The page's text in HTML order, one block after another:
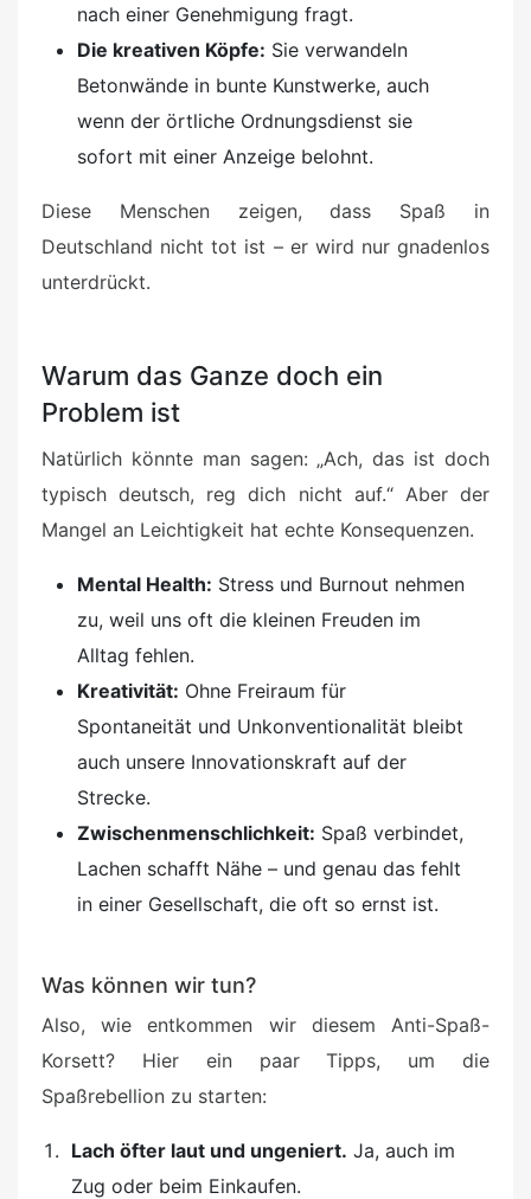
nach einer Genehmigung fragt.
Die kreativen Köpfe: Sie verwandeln
Betonwände in bunte Kunstwerke, auch
wenn der örtliche Ordnungsdienst sie
sofort mit einer Anzeige belohnt.
Diese Menschen zeigen, dass Spaß in
Deutschland nicht tot ist – er wird nur gnadenlos
unterdrückt.
Warum das Ganze doch ein
Problem ist
Natürlich könnte man sagen: „Ach, das ist doch
typisch deutsch, reg dich nicht auf.“ Aber der
Mangel an Leichtigkeit hat echte Konsequenzen.
Mental Health: Stress und Burnout nehmen
zu, weil uns oft die kleinen Freuden im
Alltag fehlen.
Kreativität: Ohne Freiraum für
Spontaneität und Unkonventionalität bleibt
auch unsere Innovationskraft auf der
Strecke.
Zwischenmenschlichkeit: Spaß verbindet,
Lachen schafft Nähe – und genau das fehlt
in einer Gesellschaft, die oft so ernst ist.
Was können wir tun?
Also, wie entkommen wir diesem Anti-Spaß-
Korsett? Hier ein paar Tipps, um die
Spaßrebellion zu starten:
Lach öfter laut und ungeniert. Ja, auch im
Zug oder beim Einkaufen.